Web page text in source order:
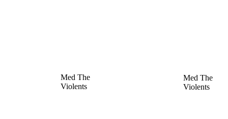
Med The
Violents
Med The
Violents